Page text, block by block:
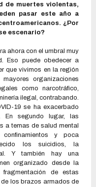
de muertes violentas,
pasar este año a
¿Por
escenario?
ahora con el umbral muy
Eso puede obedecer a
que vivimos en la región
organizaciones
como narcotráfico,
ilegal, contrabando.
19 se ha exacerbado
En segundo lugar, las
a temas de salud mental
y poca
los suicidios, la
Y también hay una
organizado desde la
de estas
los brazos armados de